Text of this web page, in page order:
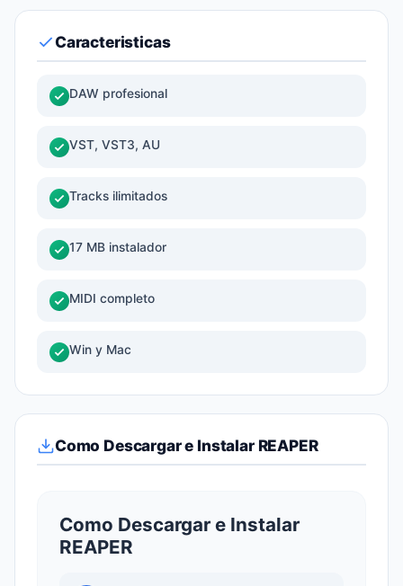
Caracteristicas
DAW profesional
VST, VST3, AU
Tracks ilimitados
17 MB instalador
MIDI completo
Win y Mac
Como Descargar e Instalar REAPER
Como Descargar e Instalar
REAPER